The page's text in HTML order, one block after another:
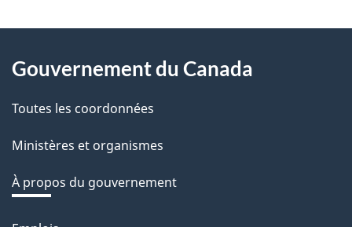
v
o
t
r
r
é
t
About
this
site
Gouvernement du Canada
Toutes les coordonnées
Ministères et organismes
À propos du gouvernement